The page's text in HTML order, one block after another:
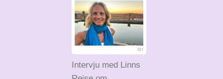
Intervju med Linns